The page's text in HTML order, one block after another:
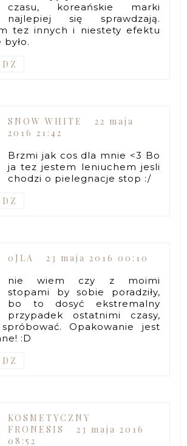
czasu, koreańskie marki
najlepiej się sprawdzają.
tez innych i niestety efektu
SNOW WHITE
22 maja
2016 21:42
Brzmi jak cos dla mnie <3 Bo
ja tez jestem leniuchem jesli
chodzi o pielegnacje stop :/
0JLA
23 maja 2016 00:10
nie wiem czy z moimi
stopami by sobie poradziły,
bo to dosyć ekstremalny
przypadek ostatnimi czasy,
Opakowanie jest
:D
KOSMETYCZNY
FRONESIS
23 maja 2016
08:52